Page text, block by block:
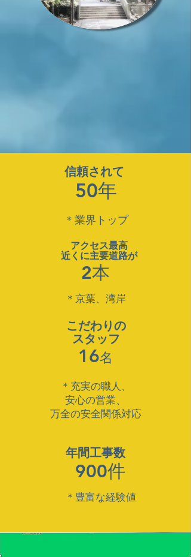
信頼されて
50年
＊業界トップ
​アクセス最高
近くに​主要道路が
2本
＊京葉、湾岸
​こだわりの
スタッフ
16名
​＊充実の職人、
安心の営業、
万全の安全関係対応
​年間工事数
​900件
＊豊富な経験値